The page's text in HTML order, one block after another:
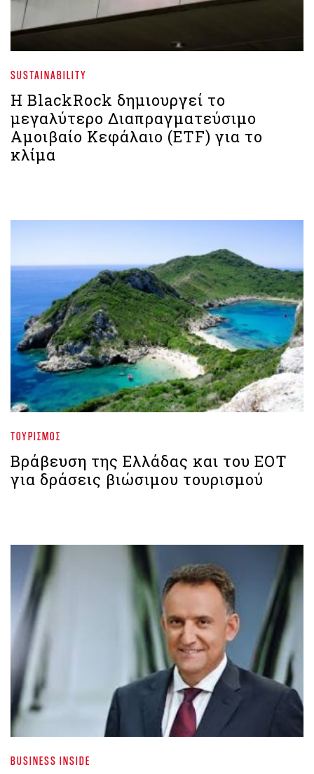
SUSTAINABILITY
Η BlackRock δημιουργεί το
μεγαλύτερο Διαπραγματεύσιμο
Αμοιβαίο Κεφάλαιο (ETF) για το
κλίμα
ΤΟΥΡΙΣΜΌΣ
Βράβευση της Ελλάδας και του ΕΟΤ
για δράσεις βιώσιμου τουρισμού
BUSINESS INSIDE